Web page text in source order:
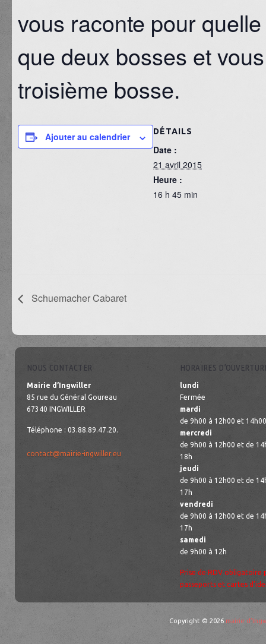
vous raconte pour
que deux bosses et
troisième bosse.
Ajouter au calendrier DÉTAILS
Date :
21 avril 2015
Heure :
16 h 45 min
Schuemacher Cabaret
NOUS CONTACTER
Mairie d’Ingwiller
85 rue du Général Goureau
67340 INGWILLER
Téléphone : 03.88.89.47.20.
contact@mairie-ingwiller.eu
HORAIRES
lundi
Fermée
mardi
de 9h00 à 12h00 et
mercredi
de 9h00 à 12h00 et de
18h
jeudi
de 9h00 à 12h00 et de
17h
vendredi
de 9h00 à 12h00 et de
17h
samedi
de 9h00 à 12h
Prise de RDV obligatoire
passeports et cartes
Copyright © 2026 mairie